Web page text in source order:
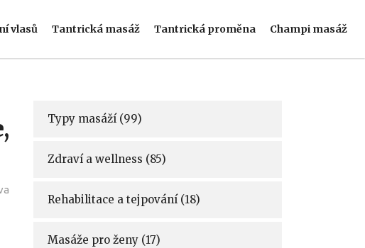
vlasů Tantrická masáž Tantrická proměna Champi masáž
Typy masáží (99)
Zdraví a wellness (85)
Rehabilitace a tejpování (18)
Masáže pro ženy (17)